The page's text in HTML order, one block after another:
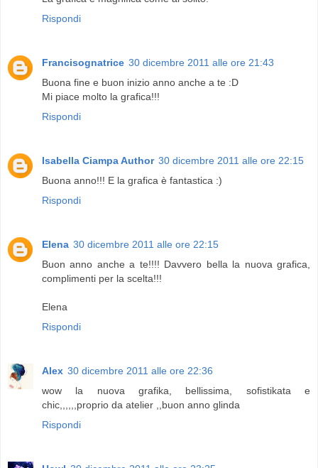
Rispondi
Francisognatrice 30 dicembre 2011 alle ore 21:43
Buona fine e buon inizio anno anche a te :D
Mi piace molto la grafica!!!
Rispondi
Isabella Ciampa Author 30 dicembre 2011 alle ore 22:15
Buona anno!!! E la grafica è fantastica :)
Rispondi
Elena 30 dicembre 2011 alle ore 22:15
Buon anno anche a te!!!! Davvero bella la nuova grafica,
complimenti per la scelta!!!
Elena
Rispondi
Alex 30 dicembre 2011 alle ore 22:36
wow la nuova grafika, bellissima, sofistikata e
chic,,,,,,proprio da atelier ,,buon anno glinda
Rispondi